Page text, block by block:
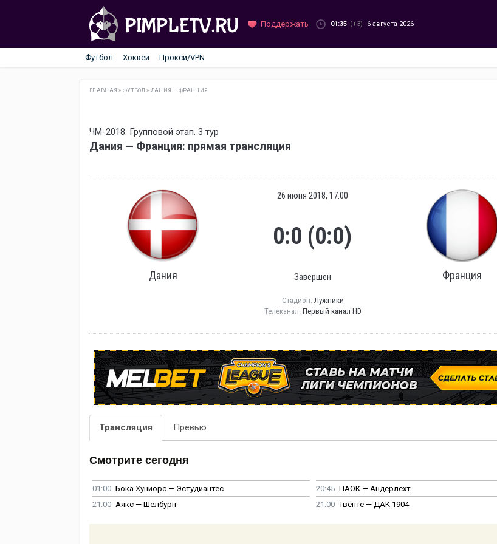
Поддержать 01:35 (+3) 6 августа 2026
Футбол Хоккей Прокси/VPN
ГЛАВНАЯ »ФУТБОЛ » ДАНИЯ — ФРАНЦИЯ
ЧМ-2018. Групповой этап. 3 тур
Дания — Франция: прямая трансляция
Дания
26 июня 2018, 17:00
0:0 (0:0)
Завершен Франция
Стадион: Лужники
Телеканал: Первый канал HD
Трансляция Превью
Смотрите сегодня
01:00 Бока Хуниорс — Эстудиантес 20:45 ПАОК — Андерлехт
21:00 Аякс — Шелбурн 21:00 Твенте — ДАК 1904